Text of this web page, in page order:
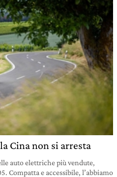
Cina non si arresta
auto elettriche più vendute,
Compatta e accessibile, l’abbiamo